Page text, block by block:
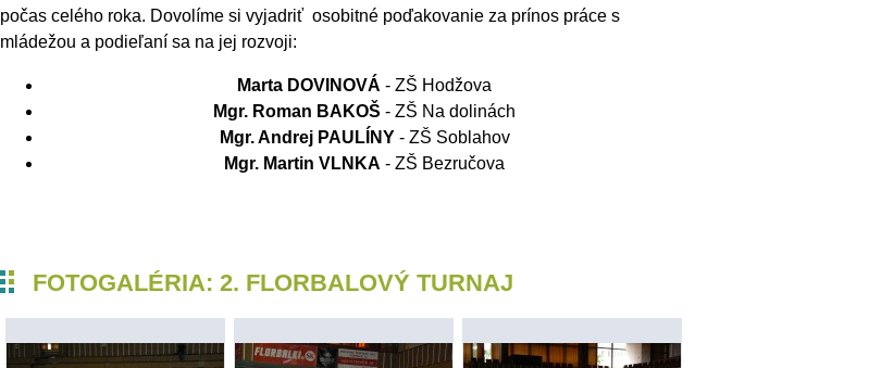
počas celého roka. Dovolíme si vyjadriť osobitné poďakovanie za prínos práce s
mládežou a podieľaní sa na jej rozvoji:
Marta DOVINOVÁ - ZŠ Hodžova
Mgr. Roman BAKOŠ - ZŠ Na dolinách
Mgr. Andrej PAULÍNY- ZŠ Soblahov
Mgr. Martin VLNKA - ZŠ Bezručova
FOTOGALÉRIA: 2. FLORBALOVÝ TURNAJ